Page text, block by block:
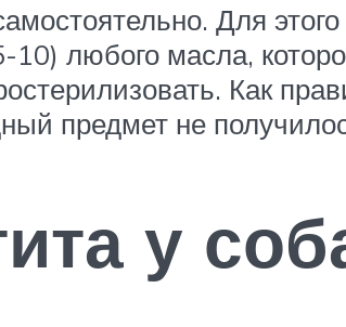
Для
10) любого масла,
Как
предмет не
у